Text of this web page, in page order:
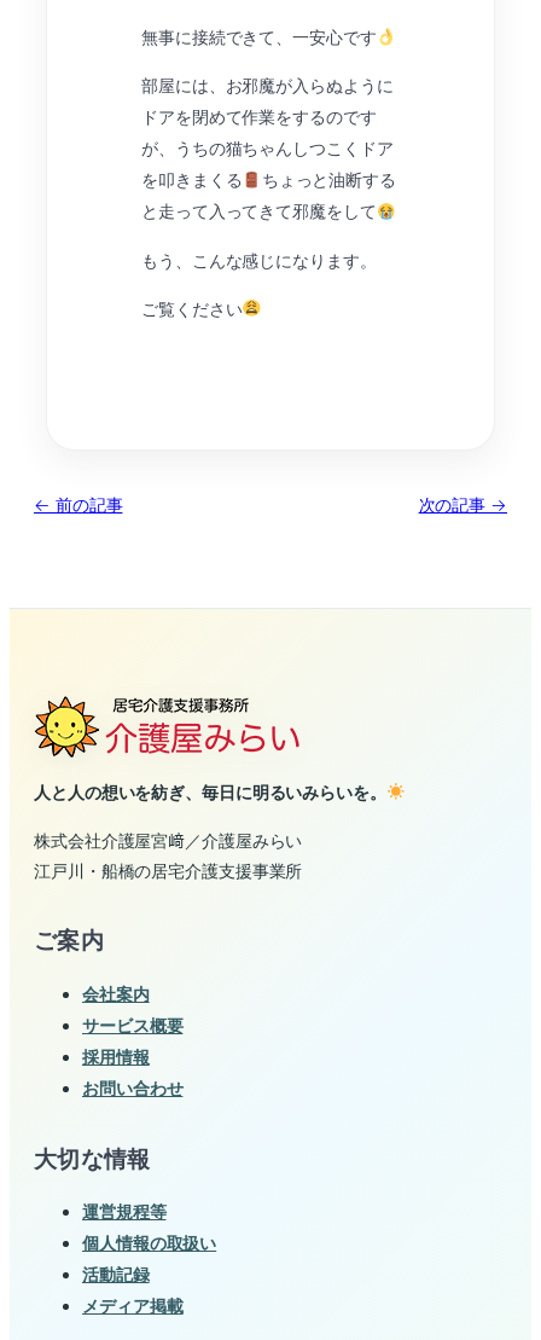
無事に接続できて、一安心です
部屋には、お邪魔が入らぬように
ドアを閉めて作業をするのです
が、うちの猫ちゃんしつこくドア
を叩きまくる
ちょっと油断する
と走って入ってきて邪魔をして
もう、こんな感じになります。
ご覧ください
← 前の記事 次の記事 →
人と人の想いを紡ぎ、毎日に明るいみらいを。
株式会社介護屋宮﨑／介護屋みらい
江戸川・船橋の居宅介護支援事業所
ご案内
会社案内
サービス概要
採用情報
お問い合わせ
大切な情報
運営規程等
個人情報の取扱い
活動記録
メディア掲載